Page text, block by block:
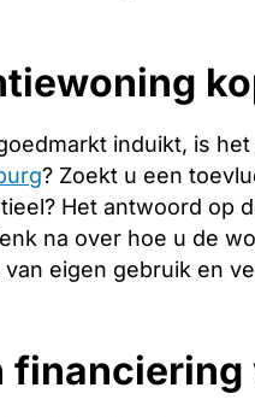
induikt, is
? Zoekt u een
Het antwoord op
na over hoe u de
eigen gebruik en